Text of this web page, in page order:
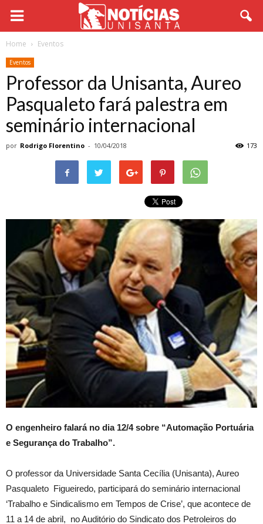
Home Eventos
Eventos
Professor da Unisanta, Aureo
Pasqualeto fará palestra em
seminário internacional
por Rodrigo Florentino - 10/04/2018 173
O engenheiro falará no dia 12/4 sobre “Automação Portuária
e Segurança do Trabalho”.
O professor da Universidade Santa Cecília (Unisanta), Aureo
Pasqualeto Figueiredo, participará do seminário internacional
‘Trabalho e Sindicalismo em Tempos de Crise’, que acontece de
11 a 14 de abril, no Auditório do Sindicato dos Petroleiros do